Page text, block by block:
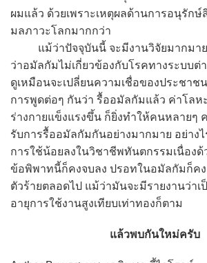
ผมแล้ว ด้วยเพราะเหตุผลด้านการอนุรัก
มลภาวะโลกมากกว่า
แม้ว่าปัจจุบันนี้ จะมีงานวิจัยมากมาย
ว่าอมัลกัมไม่เกี่ยวข้องกับโรคทางระบบ
ดูเหมือนจะเปลี่ยนความเชื่อของประชาช
การพูดต่อๆ กันว่า รื้ออมัลกัมแล้ว ค่าโลห
ร่างกายแข็งแรงขึ้น ก็ยิ่งทำให้คนหลายๆ
รับการรื้ออมัลกัมกันอย่างมากมาย อย่าง
การใช้น้อยลงในวิชาชีพทันตกรรมเนื่องด้
ข้อพิพาทนี้ก็คงจบลง ปรอทในอมัลกัมก็คง
ตัวร้ายตลอดไป แม้ว่ามันจะมีรายงานว่าเ
อายุการใช้งานสูงเทียบเท่าทองก็ตาม
แล้วพบกันใหม่ครับ